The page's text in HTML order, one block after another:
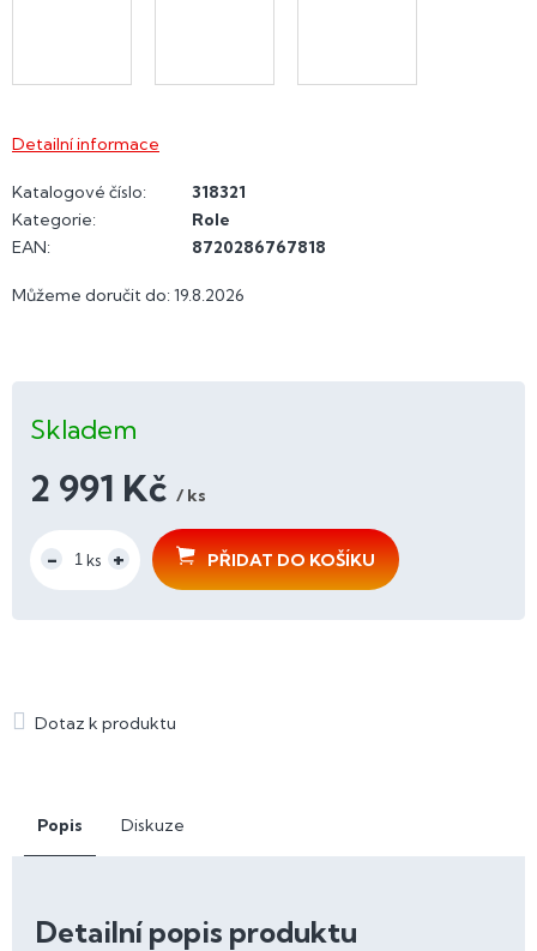
Můžeme doručit do: 19.8.2026
Skladem
2 991 Kč / ks
cena:
PŘIDAT DO KOŠÍKU
Detailní informace
Katalogové číslo:
318321
Kategorie:
Role
EAN: 8720286767818
Popis Diskuze
Detailní popis produktu